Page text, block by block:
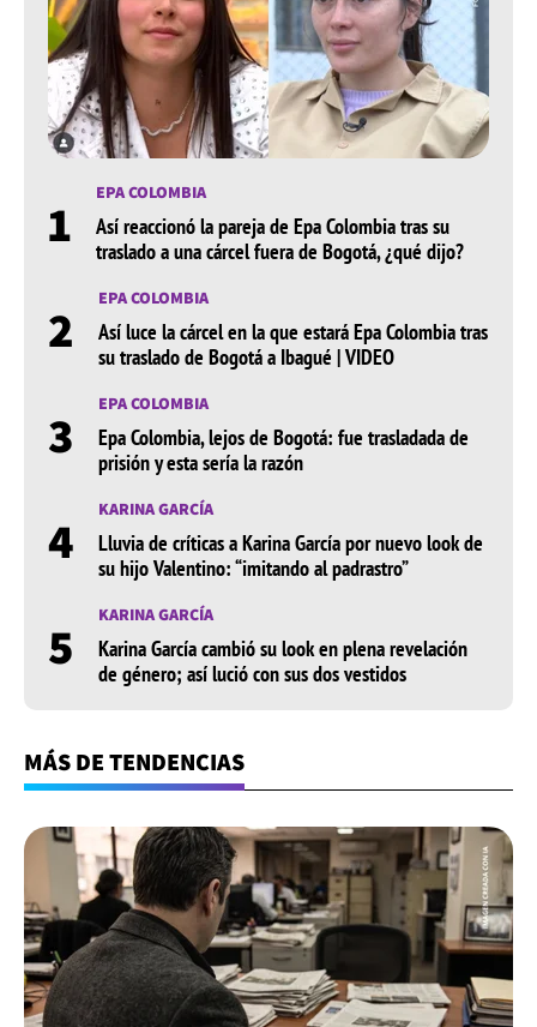
1 EPA COLOMBIA
Así reaccionó la pareja de Epa Colombia tras su
traslado a una cárcel fuera de Bogotá, ¿qué dijo?
2 EPA COLOMBIA
Así luce la cárcel en la que estará Epa Colombia tras
su traslado de Bogotá a Ibagué | VIDEO
3 EPA COLOMBIA
Epa Colombia, lejos de Bogotá: fue trasladada de
prisión y esta sería la razón
4 KARINA GARCÍA
Lluvia de críticas a Karina García por nuevo look de
su hijo Valentino: “imitando al padrastro”
5 KARINA GARCÍA
Karina García cambió su look en plena revelación
de género; así lució con sus dos vestidos
MÁS DE TENDENCIAS